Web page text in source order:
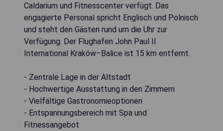
Caldarium und Fitnesscenter verfügt. Das
engagierte Personal spricht Englisch und Polnisch
und steht den Gästen rund um die Uhr zur
Verfügung. Der Flughafen John Paul II
International Kraków–Balice ist 15 km entfernt.
- Zentrale Lage in der Altstadt
- Hochwertige Ausstattung in den Zimmern
- Vielfältige Gastronomieoptionen
- Entspannungsbereich mit Spa und
Fitnessangebot